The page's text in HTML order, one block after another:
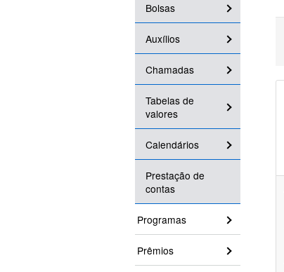
Bolsas
Auxílios
Chamadas
Tabelas de
valores
Calendários
Prestação de
contas
Programas
Prêmios